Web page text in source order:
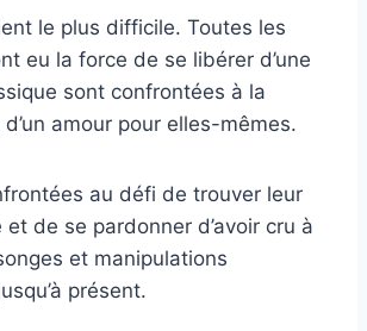
le plus difficile. Toutes les
eu la force de se libérer d’une
sont confrontées à la
amour pour elles-mêmes.
au défi de trouver leur
de se pardonner d’avoir cru à
et manipulations
présent.